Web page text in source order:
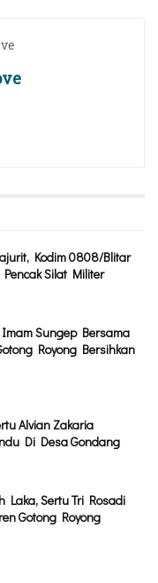
Kodim 0808/Blitar
Silat Militer
Sungep Bersama
Royong Bersihkan
Alvian Zakaria
Di Desa Gondang
Laka, Sertu Tri Rosadi
Gotong Royong